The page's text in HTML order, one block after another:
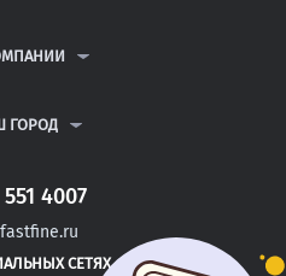
И ОТВЕТЫ
ГОРОД
4007
СЕТЯХ